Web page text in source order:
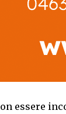
essere